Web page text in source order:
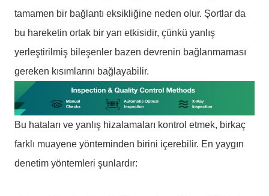
tamamen bir bağlantı eksikliğine neden olur. Şortlar da
bu hareketin ortak bir yan etkisidir, çünkü yanlış
yerleştirilmiş bileşenler bazen devrenin bağlanmaması
gereken kısımlarını bağlayabilir.
Bu hataları ve yanlış hizalamaları kontrol etmek, birkaç
farklı muayene yönteminden birini içerebilir. En yaygın
denetim yöntemleri şunlardır: